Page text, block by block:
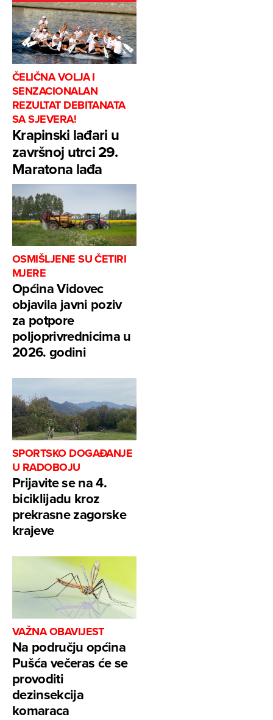
ČELIČNA VOLJA I
SENZACIONALAN
REZULTAT DEBITANATA
SA SJEVERA!
Krapinski lađari u
završnoj utrci 29.
Maratona lađa
OSMIŠLJENE SU ČETIRI
MJERE
Općina Vidovec
objavila javni poziv
za potpore
poljoprivrednicima u
2026. godini
SPORTSKO DOGAĐANJE
U RADOBOJU
Prijavite se na 4.
biciklijadu kroz
prekrasne zagorske
krajeve
VAŽNA OBAVIJEST
Na području općina
Pušća večeras će se
provoditi
dezinsekcija
komaraca